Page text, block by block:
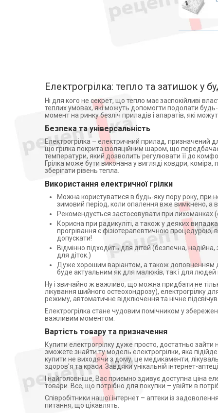
Магнітотерапія
Рециркулятори
Алкотестери (алкометри)
Фізіотерапія
Апарати для електротерапії
Активатори води
Апарати для обличчя
Віброакустичні апарати
Партнерська програма
дозиметри
Стерилізація
Апатари Самоздрав
Центрифуги
Допплери
Аспіратори
Слухові апарати
Косметичні прилади
Пульсоксиметри
Іригатори
Офтальмологічні вироби
Instruments Co.Ltd. (1)
Брестский радиотехнический
Електрогрілка: тепло та затишок у
Ні для кого не секрет, що тепло має заспокійливі
теплих умовах, які можуть допомогти подолати
момент на ринку безліч приладів і апаратів, які
Безпека та універсальність
Електрогрілка – електричний прилад, призначений
що грілка покрита ізоляційним шаром, що
температури, який дозволить регулювати її до
Грілка може бути виконана у вигляді ковдри,
зберігати рівень тепла.
Використання електричної грілки
Можна користуватися в будь-яку пору року, при
зимовий період, коли опалення вже вимкнено, а
Рекомендується застосовувати при лихоманках
Корисна при радикуліті, а також у деяких
прогрівання є фізіотерапевтичною процедурою,
допускати!
Відмінно підходить для дітей (безпечна,
для діток.)
Дуже хорошим варіантом, а також доповненням
буде актуальним як для малюків, так і для
Ну і звичайно ж важливо, що можна придбати не
лікування шийного остеохондрозу), електрогрілку
режиму, автоматичне відключення та нічне
Електрогрілка стане чудовим помічником у
важливим моментом.
Вартість товару та призначення
Купити електрогрілку дуже просто, достатньо зайти
зможете знайти ту модель електрогрілки, яка
купити не виходячи з дому, це медикаменти,
здоров'я та краси. Завдяки унікальній інтернет-
І найголовніше, Вас приємно здивує доступна ціна
товари. Все, що потрібно для покупки – увійти в
Співробітники нашої інтернет – аптеки із
питання, що цікавлять.